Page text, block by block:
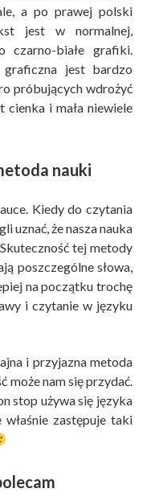
a po prawej polski
jest w normalnej,
czarno-białe grafiki.
graficzna jest bardzo
próbujących wdrożyć
i mała niewiele
nauki
Kiedy do czytania
uznać, że nasza nauka
Skuteczność tej metody
poszczególne słowa,
na początku trochę
i czytanie w języku
i przyjazna metoda
może nam się przydać.
stop używa się języka
zastępuje taki